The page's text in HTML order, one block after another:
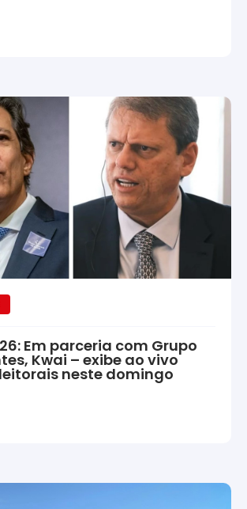
Em parceria com Grupo
Kwai – exibe ao vivo
neste domingo